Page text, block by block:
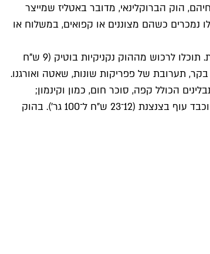
הוק הברוקלינאי, מדובר באטליז שמייצר
נמכרים כשהם מצוננים או קפואים, במשלוח או
אורי מרמורשטיין, מהפונדק והטראק דה לוקס, חבר לערן ביק, שהתמחה תקופה ארוכה בניו יורק, בשרקוטרי Cure ובמסעדת מומופוקו האופנתית. תוכלו לרכוש מההוק נקניקיות בוטיק (9 ש"ח
– בקר, תערובת של פפריקות שונות, שאטה ואורגנו.
מעושן בראב תבלינים הכולל קפה, סוכר חום, כמון וקינמון;
ספייריבס וכתף חזיר מעושנות; רוסטביף אנטרקוט צלוי לדרגת מדיום, פסטרמה צוואר חזיר כבושה במלח וסוכר ומעושנת, ואפילו בייקון אמריקאי וכבד עוף בצנצנת (12־23 ש"ח ל־100 גר'). בהוק